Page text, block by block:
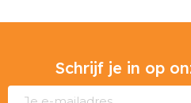
Schrijf je in op